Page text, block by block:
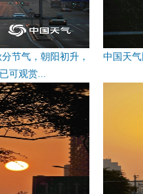
节气，朝阳初升，
可观赏...
中国天